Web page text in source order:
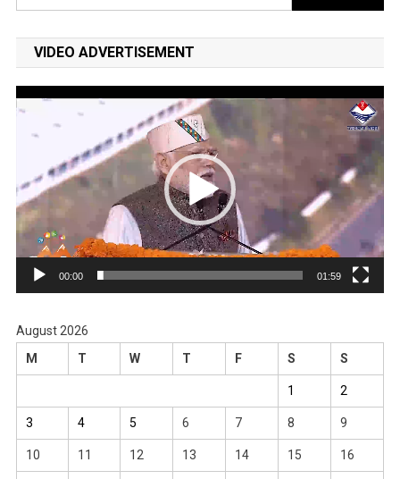
for:
VIDEO ADVERTISEMENT
Video
00:00 01:59
August 2026
M
T W T F S S
1 2
3 4 5 6 7 8 9
10 11 12 13 14 15 16